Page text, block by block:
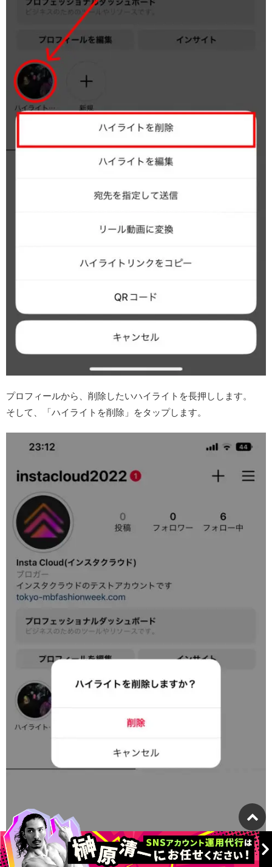
プロフィールから、削除したいハイライトを長押しします。
そして、「ハイライトを削除」をタップします。